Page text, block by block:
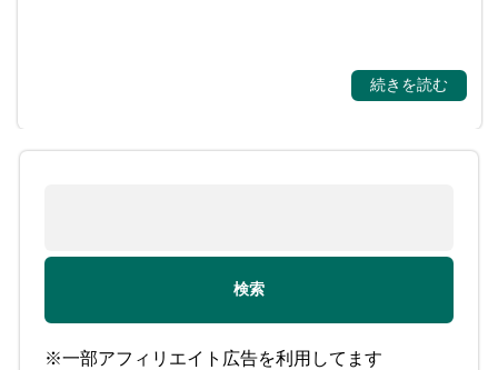
続きを読む
※一部アフィリエイト広告を利用してます